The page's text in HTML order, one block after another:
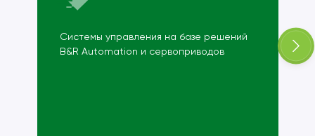
Системы управления на базе решений
B&R Automation и сервоприводов